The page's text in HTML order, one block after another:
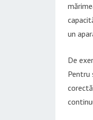
un
De
Pentru